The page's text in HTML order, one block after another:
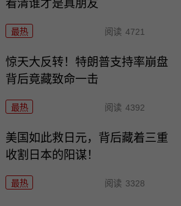
看清谁才是真朋友
最热 阅读 4721
惊天大反转！特朗普支持率崩盘
背后竟藏致命一击
最热 阅读 4392
美国如此救日元，背后藏着三重
收割日本的阳谋！
最热 阅读 3328